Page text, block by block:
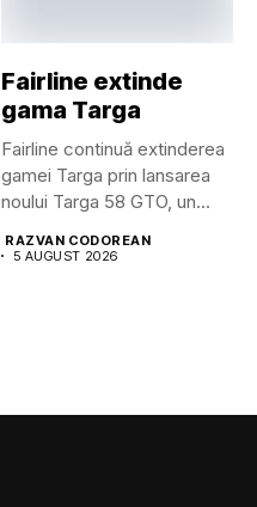
Fairline extinde
gama Targa
Fairline continuă extinderea
gamei Targa prin lansarea
noului Targa 58 GTO, un...
RAZVAN CODOREAN
5 AUGUST 2026